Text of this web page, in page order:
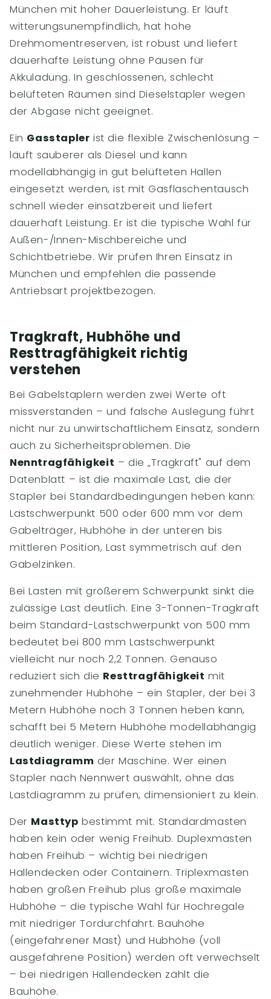
München mit hoher Dauerleistung. Er läuft
witterungsunempfindlich, hat hohe
Drehmomentreserven, ist robust und liefert
dauerhafte Leistung ohne Pausen für
Akkuladung. In geschlossenen, schlecht
belüfteten Räumen sind Dieselstapler wegen
der Abgase nicht geeignet.
Ein Gasstapler ist die flexible Zwischenlösung –
läuft sauberer als Diesel und kann
modellabhängig in gut belüfteten Hallen
eingesetzt werden, ist mit Gasflaschentausch
schnell wieder einsatzbereit und liefert
dauerhaft Leistung. Er ist die typische Wahl für
Außen-/Innen-Mischbereiche und
Schichtbetriebe. Wir prüfen Ihren Einsatz in
München und empfehlen die passende
Antriebsart projektbezogen.
Tragkraft, Hubhöhe und
Resttragfähigkeit richtig
verstehen
Bei Gabelstaplern werden zwei Werte oft
missverstanden – und falsche Auslegung führt
nicht nur zu unwirtschaftlichem Einsatz, sondern
auch zu Sicherheitsproblemen. Die
Nenntragfähigkeit – die „Tragkraft" auf dem
Datenblatt – ist die maximale Last, die der
Stapler bei Standardbedingungen heben kann:
Lastschwerpunkt 500 oder 600 mm vor dem
Gabelträger, Hubhöhe in der unteren bis
mittleren Position, Last symmetrisch auf den
Gabelzinken.
Bei Lasten mit größerem Schwerpunkt sinkt die
zulässige Last deutlich. Eine 3-Tonnen-Tragkraft
beim Standard-Lastschwerpunkt von 500 mm
bedeutet bei 800 mm Lastschwerpunkt
vielleicht nur noch 2,2 Tonnen. Genauso
reduziert sich die Resttragfähigkeit mit
zunehmender Hubhöhe – ein Stapler, der bei 3
Metern Hubhöhe noch 3 Tonnen heben kann,
schafft bei 5 Metern Hubhöhe modellabhängig
deutlich weniger. Diese Werte stehen im
Lastdiagramm der Maschine. Wer einen
Stapler nach Nennwert auswählt, ohne das
Lastdiagramm zu prüfen, dimensioniert zu klein.
Der Masttyp bestimmt mit. Standardmasten
haben kein oder wenig Freihub. Duplexmasten
haben Freihub – wichtig bei niedrigen
Hallendecken oder Containern. Triplexmasten
haben großen Freihub plus große maximale
Hubhöhe – die typische Wahl für Hochregale
mit niedriger Tordurchfahrt. Bauhöhe
(eingefahrener Mast) und Hubhöhe (voll
ausgefahrene Position) werden oft verwechselt
– bei niedrigen Hallendecken zählt die
Bauhöhe.